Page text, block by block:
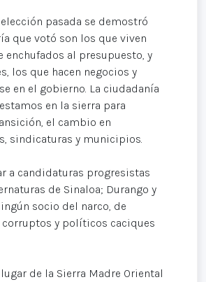
pasada se demostró
que votó son los que viven
enchufados al presupuesto, y
los que hacen negocios y
en el gobierno. La ciudadanía
en la sierra para
el cambio en
sindicaturas y municipios.
a candidaturas progresistas
de Sinaloa; Durango y
socio del narco, de
y políticos caciques
de la Sierra Madre Oriental